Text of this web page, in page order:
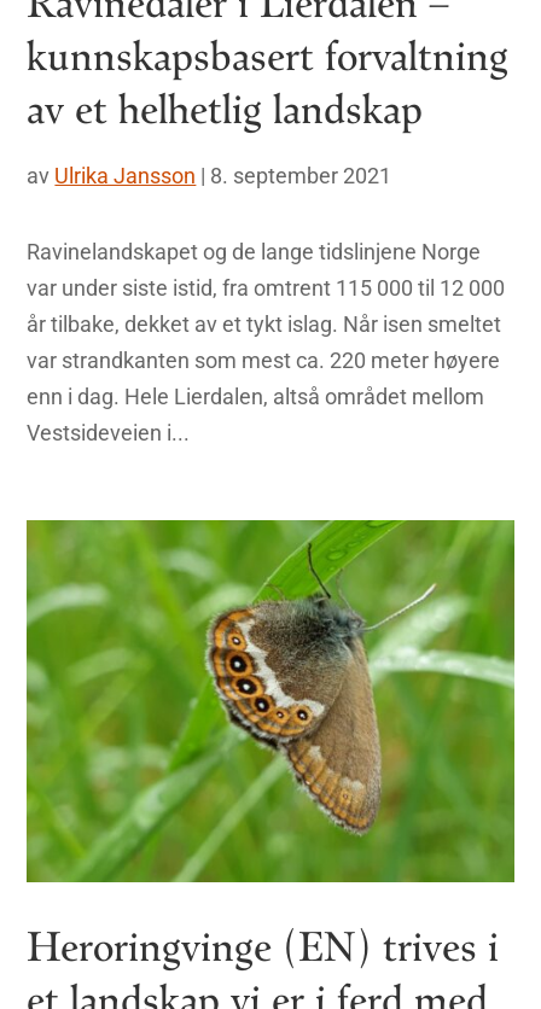
kunnskapsbasert forvaltning
av et helhetlig landskap
av Ulrika Jansson | 8. september 2021
Ravinelandskapet og de lange tidslinjene Norge
var under siste istid, fra omtrent 115 000 til 12 000
år tilbake, dekket av et tykt islag. Når isen smeltet
var strandkanten som mest ca. 220 meter høyere
enn i dag. Hele Lierdalen, altså området mellom
Vestsideveien i...
Heroringvinge (EN) trives i
et landskap vi er i ferd med